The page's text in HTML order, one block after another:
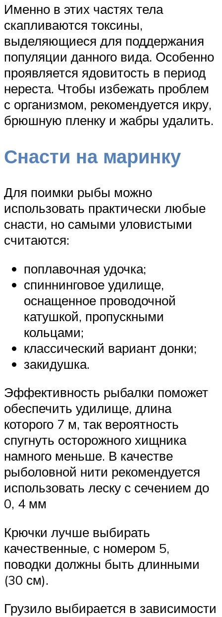
Именно в этих частях тела
скапливаются токсины,
выделяющиеся для поддержания
популяции данного вида. Особенно
проявляется ядовитость в период
нереста. Чтобы избежать проблем
с организмом, рекомендуется икру,
брюшную пленку и жабры удалить.
Снасти на маринку
Для поимки рыбы можно
использовать практически любые
снасти, но самыми уловистыми
считаются:
поплавочная удочка;
спиннинговое удилище,
оснащенное проводочной
катушкой, пропускными
кольцами;
классический вариант донки;
закидушка.
Эффективность рыбалки поможет
обеспечить удилище, длина
которого 7 м, так вероятность
спугнуть осторожного хищника
намного меньше. В качестве
рыболовной нити рекомендуется
использовать леску с сечением до
0, 4 мм
Крючки лучше выбирать
качественные, с номером 5,
поводки должны быть длинными
(30 см).
Грузило выбирается в зависимости